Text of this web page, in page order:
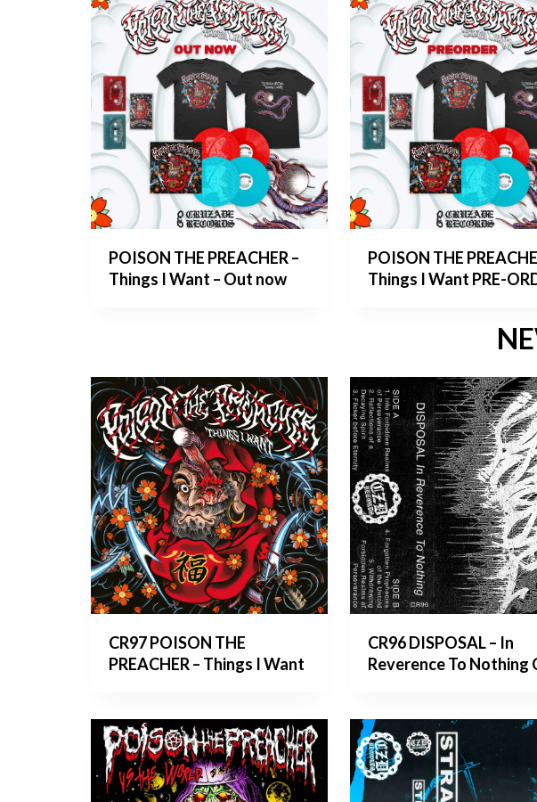
POISON THE PREACHER –
Things I Want – Out now
POISON THE
Things I Want PRE-
CR97 POISON THE
PREACHER – Things I Want
CR96 DISPOSAL – In
Reverence To Nothing